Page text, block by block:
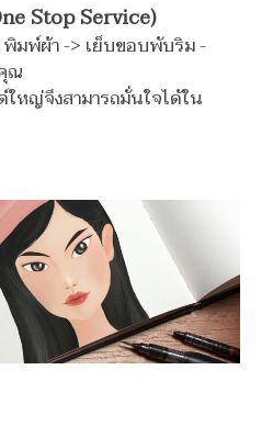
Stop Service)
มพ์ผ้า -> เย็บขอบพับริม -
ณ
หญ่จึงสามารถมั่นใจได้ใน